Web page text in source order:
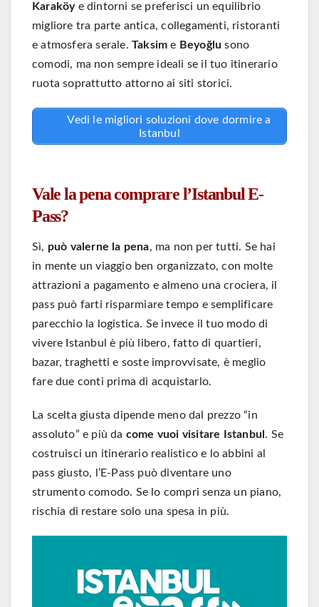
Karaköye dintorni se preferisci un equilibrio
migliore tra parte antica, collegamenti, ristoranti
e atmosfera serale. Taksim e Beyoğlu sono
comodi, ma non sempre ideali se il tuo itinerario
ruota soprattutto attorno ai siti storici.
Vedi le migliori soluzioni dove dormire a
Istanbul
Vale la pena comprare l’Istanbul E-
Pass?
Sì, può valerne la pena, ma non per tutti. Se hai
in mente un viaggio ben organizzato, con molte
attrazioni a pagamento e almeno una crociera, il
pass può farti risparmiare tempo e semplificare
parecchio la logistica. Se invece il tuo modo di
vivere Istanbul è più libero, fatto di quartieri,
bazar, traghetti e soste improvvisate, è meglio
fare due conti prima di acquistarlo.
La scelta giusta dipende meno dal prezzo “in
assoluto” e più da come vuoi visitare Istanbul . Se
costruisci un itinerario realistico e lo abbini al
pass giusto, l’E-Pass può diventare uno
strumento comodo. Se lo compri senza un piano,
rischia di restare solo una spesa in più.